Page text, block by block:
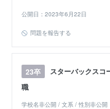
公開日：2023年6月22日
問題を報告する
23卒
スターバックスコ
職
学校名非公開 / 文系 / 性別非公開